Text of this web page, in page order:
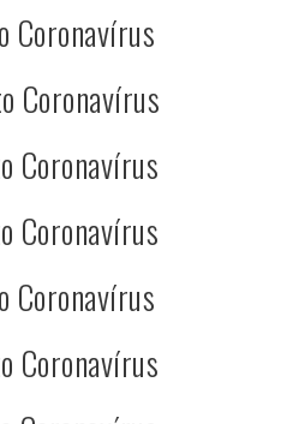
Coronavírus
Coronavírus
Coronavírus
Coronavírus
Coronavírus
Coronavírus